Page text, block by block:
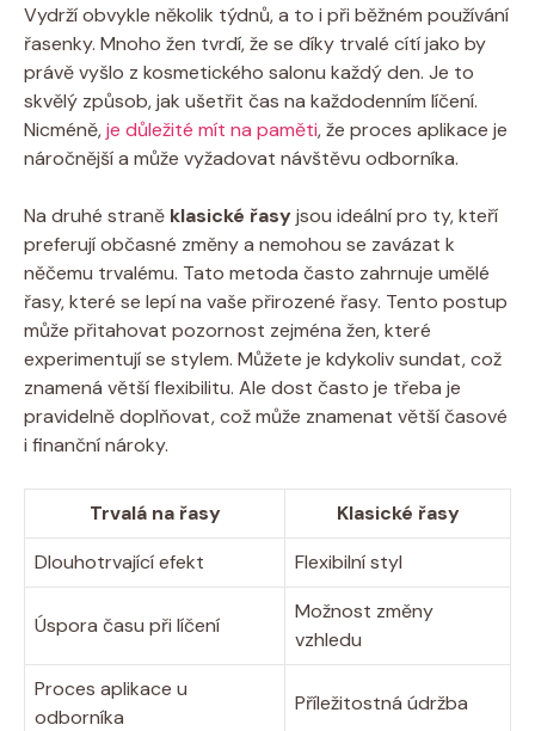
Vydrží obvykle několik týdnů, a to i při běžném používání
řasenky. Mnoho žen tvrdí, že se díky trvalé cítí jako by
právě vyšlo z kosmetického salonu každý den. Je to
skvělý způsob, jak ušetřit čas na každodenním líčení.
Nicméně,je důležité mít na paměti, že proces aplikace je
náročnější a může vyžadovat návštěvu odborníka.
Na druhé straně klasické řasyjsou ideální pro ty, kteří
preferují občasné změny a nemohou se zavázat k
něčemu trvalému. Tato metoda často zahrnuje umělé
řasy, které se lepí na vaše přirozené řasy. Tento postup
může přitahovat pozornost zejména žen, které
experimentují se stylem. Můžete je kdykoliv sundat, což
znamená větší flexibilitu. Ale dost často je třeba je
pravidelně doplňovat, což může znamenat větší časové
i finanční nároky.
Trvalá na řasy
Klasické řasy
Dlouhotrvající efekt
Flexibilní styl
Úspora času při líčení
Možnost změny
vzhledu
Proces aplikace u
odborníka
Příležitostná údržba